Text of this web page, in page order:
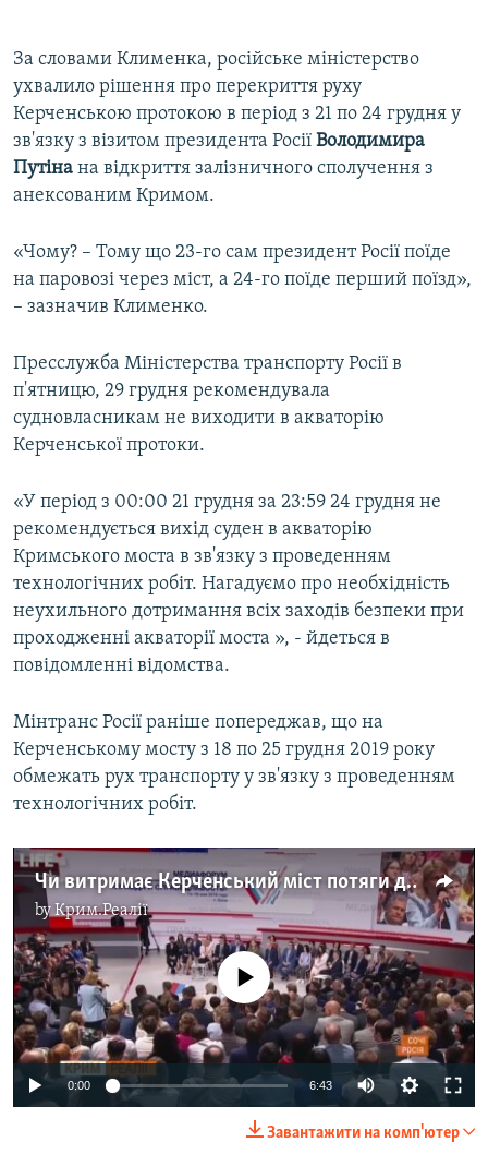
За словами Клименка, російське міністерство
ухвалило рішення про перекриття руху
Керченською протокою в період з 21 по 24 грудня у
зв'язку з візитом президента Росії Володимира
Путіна на відкриття залізничного сполучення з
анексованим Кримом.
«Чому? – Тому що 23-го сам президент Росії поїде
на паровозі через міст, а 24-го поїде перший поїзд»,
– зазначив Клименко.
Пресслужба Міністерства транспорту Росії в
п'ятницю, 29 грудня рекомендувала
судновласникам не виходити в акваторію
Керченської протоки.
«У період з 00:00 21 грудня за 23:59 24 грудня не
рекомендується вихід суден в акваторію
Кримського моста в зв'язку з проведенням
технологічних робіт. Нагадуємо про необхідність
неухильного дотримання всіх заходів безпеки при
проходженні акваторії моста », - йдеться в
повідомленні відомства.
Мінтранс Росії раніше попереджав, що на
Керченському мосту з 18 по 25 грудня 2019 року
обмежать рух транспорту у зв'язку з проведенням
технологічних робіт.
Чи витримає Керченський міст потяги до Криму?
byКрим.Реалії
No media source currently available
0:00 6:43
Завантажити на комп'ютер